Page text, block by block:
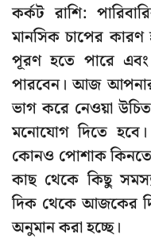
কর্কট রাশি:
মানসিক চাপের কারণ
পূরণ হতে পারে এবং
পারবেন। আজ
ভাগ করে নেওয়া
মনোযোগ দিতে
কোনও পোশাক কিনতে
কাছ থেকে কিছু
দিক থেকে আজকের
অনুমান করা হচ্ছে।